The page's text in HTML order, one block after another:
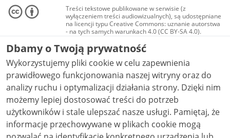
Treści tekstowe publikowane w serwisie (z
wyłączeniem treści audiowizualnych), są udostępniane
na licencji typu Creative Commons: uznanie autorstwa
- na tych samych warunkach 4.0 (CC BY-SA 4.0).
Materiały audiowizualne, w tym zdjęcia, materiały
audio i wideo, są udostępniane na licencji typu
Creative Commons: uznanie autorstwa użycie
niekomercyjne - bez utworów zależnych 4.0 (CC BY-
NC-ND 4.0), o ile nie jest to stwierdzone inaczej.
Dbamy o Twoją prywatność
Wykorzystujemy pliki cookie w celu zapewnienia
prawidłowego funkcjonowania naszej witryny oraz do
analizy ruchu i optymalizacji działania strony. Dzięki nim
możemy lepiej dostosować treści do potrzeb
użytkowników i stale ulepszać nasze usługi. Pamiętaj, że
informacje przechowywane w plikach cookie mogą